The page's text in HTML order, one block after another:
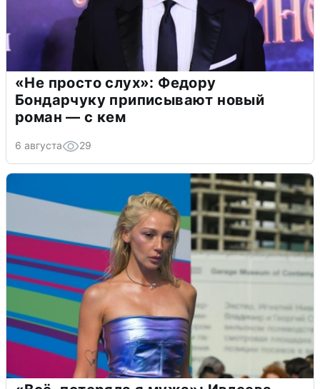
«Не просто слух»: Федору
Бондарчуку приписывают новый
роман — с кем
6 августа 29